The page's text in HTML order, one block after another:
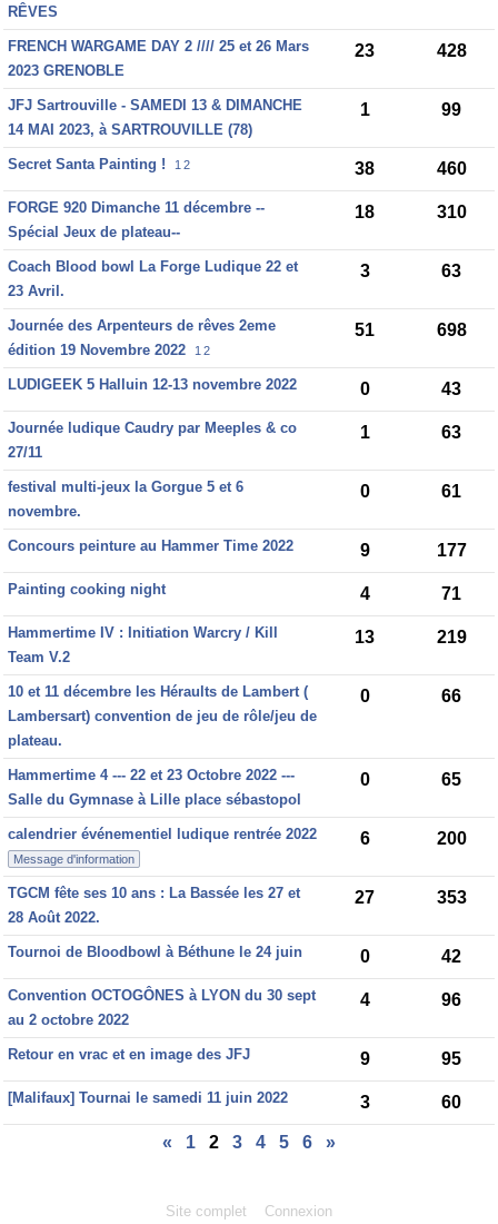
RÊVES
FRENCH WARGAME DAY 2 //// 25 et 26 Mars
2023 GRENOBLE
23 428
JFJ Sartrouville - SAMEDI 13 & DIMANCHE
14 MAI 2023, à SARTROUVILLE (78)
1 99
Secret Santa Painting ! 1 2 38 460
FORGE 920 Dimanche 11 décembre --
Spécial Jeux de plateau--
18 310
Coach Blood bowl La Forge Ludique 22 et
23 Avril.
3 63
Journée des Arpenteurs de rêves 2eme
édition 19 Novembre 2022
1 2
51 698
LUDIGEEK 5 Halluin 12-13 novembre 2022 0 43
Journée ludique Caudry par Meeples & co
27/11
1 63
festival multi-jeux la Gorgue 5 et 6
novembre.
0 61
Concours peinture au Hammer Time 2022 9 177
Painting cooking night 4 71
Hammertime IV : Initiation Warcry / Kill
Team V.2
13 219
10 et 11 décembre les Héraults de Lambert (
Lambersart) convention de jeu de rôle/jeu de
plateau.
0 66
Hammertime 4 --- 22 et 23 Octobre 2022 ---
Salle du Gymnase à Lille place sébastopol
0 65
calendrier événementiel ludique rentrée 2022
Message d'information
6 200
TGCM fête ses 10 ans : La Bassée les 27 et
28 Août 2022.
27 353
Tournoi de Bloodbowl à Béthune le 24 juin 0 42
Convention OCTOGÔNES à LYON du 30 sept
au 2 octobre 2022
4 96
Retour en vrac et en image des JFJ 9 95
[Malifaux] Tournai le samedi 11 juin 2022 3 60
« 1 2 3 4 5 6 »
Site complet Connexion